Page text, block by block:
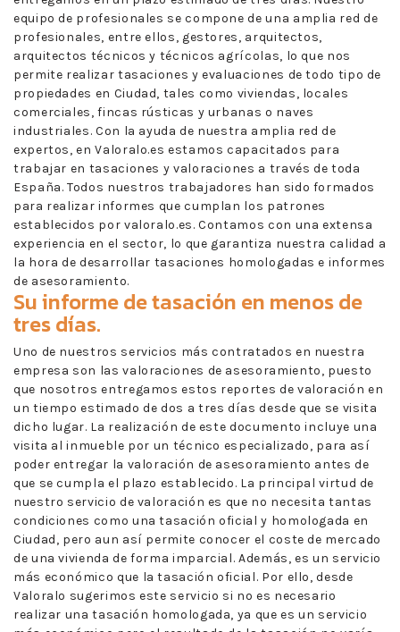
equipo de profesionales se compone de una amplia red de
profesionales, entre ellos, gestores, arquitectos,
arquitectos técnicos y técnicos agrícolas, lo que nos
permite realizar tasaciones y evaluaciones de todo tipo de
propiedades en Ciudad, tales como viviendas, locales
comerciales, fincas rústicas y urbanas o naves
industriales. Con la ayuda de nuestra amplia red de
expertos, en Valoralo.es estamos capacitados para
trabajar en tasaciones y valoraciones a través de toda
España. Todos nuestros trabajadores han sido formados
para realizar informes que cumplan los patrones
establecidos por valoralo.es. Contamos con una extensa
experiencia en el sector, lo que garantiza nuestra calidad a
la hora de desarrollar tasaciones homologadas e informes
de asesoramiento.
Su informe de tasación en menos de
tres días.
Uno de nuestros servicios más contratados en nuestra
empresa son las valoraciones de asesoramiento, puesto
que nosotros entregamos estos reportes de valoración en
un tiempo estimado de dos a tres días desde que se visita
dicho lugar. La realización de este documento incluye una
visita al inmueble por un técnico especializado, para así
poder entregar la valoración de asesoramiento antes de
que se cumpla el plazo establecido. La principal virtud de
nuestro servicio de valoración es que no necesita tantas
condiciones como una tasación oficial y homologada en
Ciudad, pero aun así permite conocer el coste de mercado
de una vivienda de forma imparcial. Además, es un servicio
más económico que la tasación oficial. Por ello, desde
Valoralo sugerimos este servicio si no es necesario
realizar una tasación homologada, ya que es un servicio